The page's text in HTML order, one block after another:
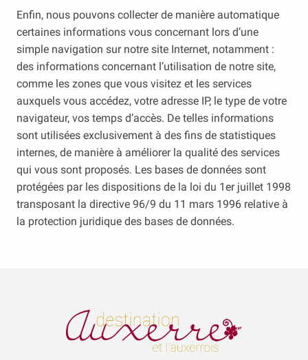
Enfin, nous pouvons collecter de manière automatique
certaines informations vous concernant lors d’une
simple navigation sur notre site Internet, notamment :
des informations concernant l’utilisation de notre site,
comme les zones que vous visitez et les services
auxquels vous accédez, votre adresse IP, le type de votre
navigateur, vos temps d’accès. De telles informations
sont utilisées exclusivement à des fins de statistiques
internes, de manière à améliorer la qualité des services
qui vous sont proposés. Les bases de données sont
protégées par les dispositions de la loi du 1er juillet 1998
transposant la directive 96/9 du 11 mars 1996 relative à
la protection juridique des bases de données.